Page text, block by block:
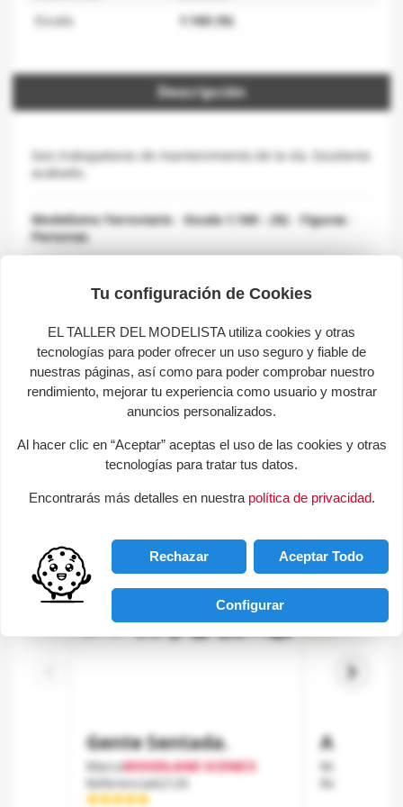
Escala
1:160 (N)
Descripción
Seis trabajadores de mantenimiento de la vía. Excelente
acabado.
Modelismo Ferroviario-Escala 1:160 - (N)-Figuras-
Personas
Envíanos tu consulta help
¡Sé el primero en hacer una pregunta sobre este
producto!
Productos de la misma categoria
Gente Sentada.
MarcaWOODLAND SCENICS
ReferenciaA2129
favorite_border
Marca
Referencia
keyboard_arrow_right
Tu configuración de Cookies
EL TALLER DEL MODELISTA utiliza cookies y otras
tecnologías para poder ofrecer un uso seguro y fiable de
nuestras páginas, así como para poder comprobar nuestro
rendimiento, mejorar tu experiencia como usuario y mostrar
anuncios personalizados.
Al hacer clic en “Aceptar” aceptas el uso de las cookies y otras
tecnologías para tratar tus datos.
Encontrarás más detalles en nuestra política de privacidad.
Aceptar Todo
Configurar
Rechazar